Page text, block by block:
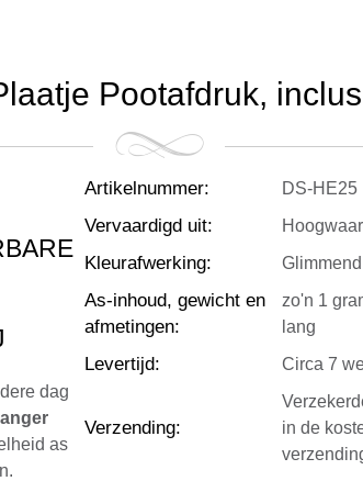
Pootafdruk,
Artikelnummer: DS-HE25
Vervaardigd uit:
Kleurafwerking:
As-inhoud, gewicht en
afmetingen:
zo'n 1
lang
Levertijd: Circa 7
Verzending:
in de
dag
as